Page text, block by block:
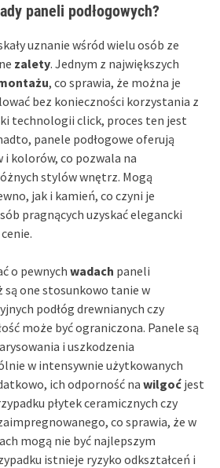
paneli podłogowych?
uznanie wśród wielu osób ze
zalety. Jednym z największych
, co sprawia, że można je
bez konieczności korzystania z
technologii click, proces ten jest
panele podłogowe oferują
kolorów, co pozwala na
stylów wnętrz. Mogą
jak i kamień, co czyni je
pragnących uzyskać elegancki
o pewnych wadach paneli
są one stosunkowo tanie w
podłóg drewnianych czy
może być ograniczona. Panele są
i uszkodzenia
w intensywnie użytkowanych
ich odporność na wilgoć jest
płytek ceramicznych czy
co sprawia, że w
mogą nie być najlepszym
istnieje ryzyko odkształceń i